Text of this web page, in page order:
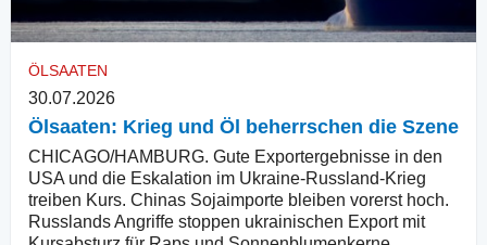
ÖLSAATEN
30.07.2026
Ölsaaten: Krieg und Öl beherrschen die Szene
CHICAGO/HAMBURG. Gute Exportergebnisse in den
USA und die Eskalation im Ukraine-Russland-Krieg
treiben Kurs. Chinas Sojaimporte bleiben vorerst hoch.
Russlands Angriffe stoppen ukrainischen Export mit